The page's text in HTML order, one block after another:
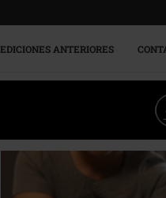
EDICIONES ANTERIORES